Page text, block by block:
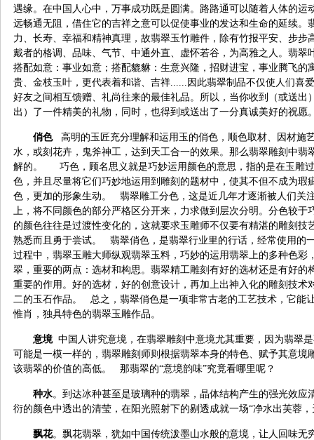
遇缘。在中国人心中，万事成功既是圆满。路路通可以随着人体的运
远畅通无阻，借住它的吉祥之意可以促使事业的发达和生命的延续。
力、长寿、幸福和精神真理，故翡翠玉竹雕件，除有竹报平安、步步
戴者的格调、品味、气节、中通外直、虚怀若谷，为高雅之人。翡翠
搭配如意：事业如意；搭配貔貅：生意兴隆，招财进宝，事业腾飞的
贵、金枝玉叶，更代表着和谐、吉祥...... 因此翡翠制品不仅使人们喜
好友之间相互馈赠、礼尚往来的最佳礼品。所以，当你收到（或送出
出）了一件精美的礼物，同时，也得到或送出了一分真诚美好的祝
俏色 高明的玉匠充分理解和运用玉的俏色，顺色取材、因材施
水，或刻花卉，鬼斧神工，达到天工合一的效果。那么翡翠雕刻中翡
解的。 巧色，顾名思义就是巧妙运用颜色的意思，指的是在玉雕
色，并且尽量将它们巧妙地运用到雕刻的题材中，使其不但不成为瑕
色，更加的形象生动。 翡翠雕工分色，这是近几年才逐渐被人们关
上，将不同颜色的部分严格区分开来，力求做到层次分明。分色较于
的颜色往往是过渡性变化的，这就要求玉雕师不仅要有精湛的雕刻技
熟悉而且勇于尝试。 翡翠俏色，是翡翠行业里的行话，经常使用的
过程中，翡翠玉雕大师纵观翡翠玉料，巧妙的运用翡翠上的多种色彩
翠，重要的两点：选材和构思。翡翠精工雕刻有好的选材还是有好的
重要的作用。好的选材，好的创意设计，再加上出神入化的雕刻技术
二的玉石作品。 总之，翡翠俏色是一项非常古老的工艺技术，它能
惟肖，独具特色的翡翠玉雕作品。
意境 中国人讲究意境，在翡翠雕刻中意境尤其重要，因为翡翠
可能是一模一样的，翡翠雕刻师则根据翡翠本身的特色、赋予其意境
该翡翠的价值的高低。 那翡翠的“意境韵味”究竟看哪里呢？
种水。到达冰种甚至是玻璃种的翡翠，晶体结构产生的强光效应
衍的颜色中透出的清莹，在阳光照射下的剔透成就一场“净水出芙蓉
飘花。飘花翡翠，犹如中国传统泼墨山水般的意境，让人回味无